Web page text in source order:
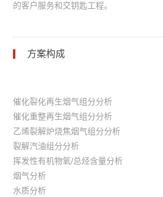
的客户服务和交钥匙工程。
方案构成
催化裂化再生烟气组分分析
催化重整再生烟气组分分析
乙烯裂解炉烧焦烟气组分分析
裂解汽油组分分析
挥发性有机物氧/总烃含量分析
烟气分析
水质分析